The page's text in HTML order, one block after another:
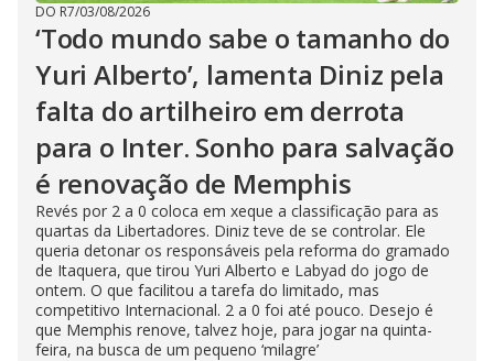
DO R7/03/08/2026
‘Todo mundo sabe o tamanho do
Yuri Alberto’, lamenta Diniz pela
falta do artilheiro em derrota
para o Inter. Sonho para salvação
é renovação de Memphis
Revés por 2 a 0 coloca em xeque a classificação para as
quartas da Libertadores. Diniz teve de se controlar. Ele
queria detonar os responsáveis pela reforma do gramado
de Itaquera, que tirou Yuri Alberto e Labyad do jogo de
ontem. O que facilitou a tarefa do limitado, mas
competitivo Internacional. 2 a 0 foi até pouco. Desejo é
que Memphis renove, talvez hoje, para jogar na quinta-
feira, na busca de um pequeno ‘milagre’